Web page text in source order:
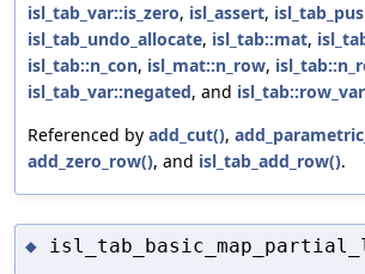
isl_tab_var::is_zero, isl_assert,
isl_tab_undo_allocate, isl_tab::mat,
isl_tab::n_con, isl_mat::n_row,
isl_tab_var::negated, and isl_tab::row_var
Referenced by add_cut(),
add_zero_row(), and isl_tab_add_row().
◆